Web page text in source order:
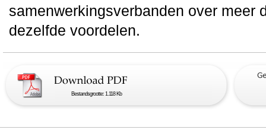
samenwerkingsverbanden over meer
dezelfde voordelen.
Bestandsgrootte: 1.118 Kb